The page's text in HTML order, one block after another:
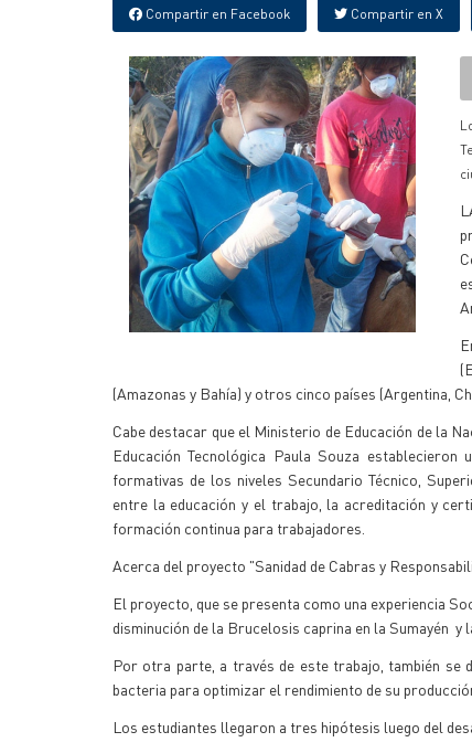
Compartir en Facebook Compartir en X
(Amazonas y Bahía) y otros cinco países (Argentina,
Cabe destacar que el Ministerio de Educación de la
Educación Tecnológica Paula Souza
formativas de los niveles Secundario Técnico,
entre la educación y el trabajo, la acreditación y
formación continua para trabajadores.
Acerca del proyecto "Sanidad de Cabras y
El proyecto, que se presenta como una experiencia
disminución de la Brucelosis caprina en la Sumayén
Por otra parte, a través de este trabajo, también se
bacteria para optimizar el rendimiento de su
Los estudiantes llegaron a tres hipótesis luego del